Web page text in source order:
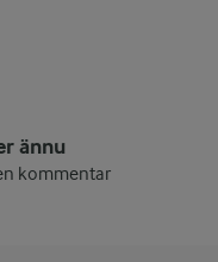
ännu
kommentar